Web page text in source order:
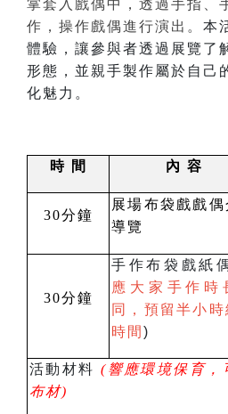
掌套入戲偶中，透過手指、
作，操作戲偶進行演出。 本
體驗，讓參與者透過展覽了
形態，並親手製作屬於自己
化魅力。
時 間 內 容
30分鐘
展場布袋戲戲偶
導覽
30分鐘
手作布袋戲紙
應大家手作時
同，預留半小時
時間 )
活動材料 (響應環境保育，
布材)